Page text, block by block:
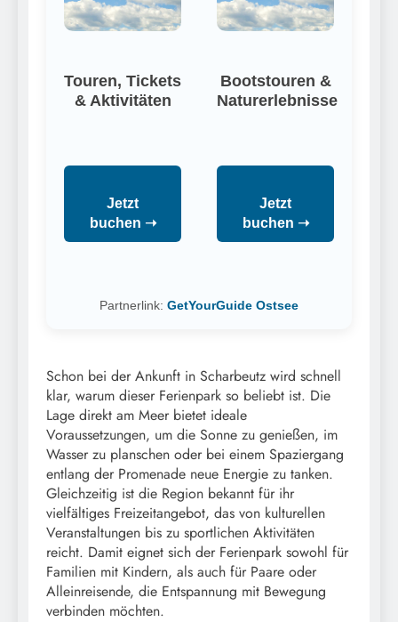
Touren, Tickets
& Aktivitäten
Jetzt
buchen ➝
Bootstouren &
Naturerlebnisse
Jetzt
buchen ➝
Partnerlink: GetYourGuide Ostsee
Schon bei der Ankunft in Scharbeutz wird schnell
klar, warum dieser Ferienpark so beliebt ist. Die
Lage direkt am Meer bietet ideale
Voraussetzungen, um die Sonne zu genießen, im
Wasser zu planschen oder bei einem Spaziergang
entlang der Promenade neue Energie zu tanken.
Gleichzeitig ist die Region bekannt für ihr
vielfältiges Freizeitangebot, das von kulturellen
Veranstaltungen bis zu sportlichen Aktivitäten
reicht. Damit eignet sich der Ferienpark sowohl für
Familien mit Kindern, als auch für Paare oder
Alleinreisende, die Entspannung mit Bewegung
verbinden möchten.